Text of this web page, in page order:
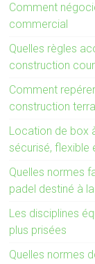
Comment
commercial
Quelles règles
construction
Comment
construction
Location de box
sécurisé, flexible
Quelles normes
padel destiné à
Les disciplines
plus prisées
Quelles normes